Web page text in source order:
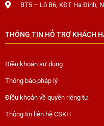
BT5 – Lô B6, KĐT Hạ Đình,
THÔNG TIN HỖ TRỢ KHÁCH
Điều khoản sử dụng
Thông báo pháp lý
Điều khoản về quyền riêng tư
Thông tin liên hệ CSKH